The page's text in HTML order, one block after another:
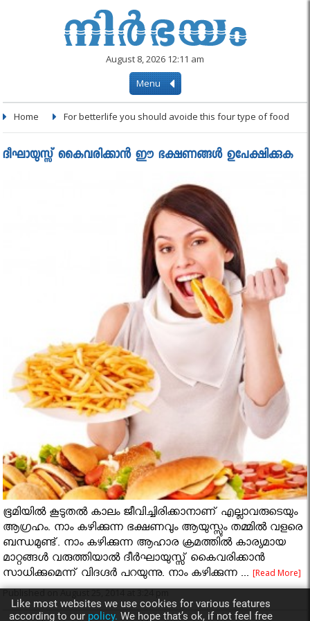
August 8, 2026 12:11 am
Menu
Home For betterlife you should avoide this four type of food
ദീഘായുസ്സ് കൈവരിക്കാൻ ഈ ഭക്ഷണങ്ങൾ ഉപേക്ഷിക്കുക
ഭൂമിയിൽ കൂടുതൽ കാലം ജീവിച്ചിരിക്കാനാണ് എല്ലാവരുടെയും
ആഗ്രഹം. നാം കഴിക്കുന്ന ഭക്ഷണവും ആയുസ്സും തമ്മിൽ വളരെ
ബന്ധമുണ്ട്. നാം കഴിക്കുന്ന ആഹാര ക്രമത്തിൽ കാര്യമായ
മാറ്റങ്ങൾ വരുത്തിയാൽ ദീർഘായുസ്സ് കൈവരിക്കാൻ
സാധിക്കുമെന്ന് വിദഗ്ദർ പറയുന്നു. നാം കഴിക്കുന്ന ...[Read More]
Published on August 25, 2014 at 3:24 pm
Like most websites we use cookies for various features
according to our policy. We hope that’s ok, if not feel free